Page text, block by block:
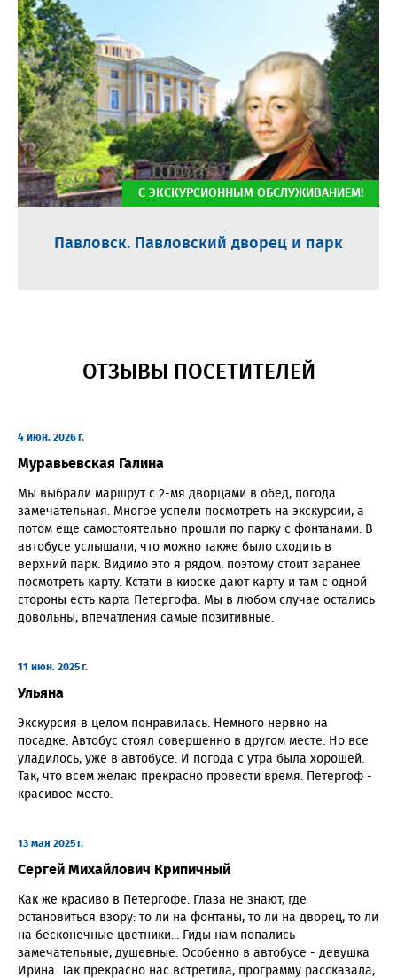
Павловск. Павловский дворец и парк
С ЭКСКУРСИОННЫМ ОБСЛУЖИВАНИЕМ!
ОТЗЫВЫ ПОСЕТИТЕЛЕЙ
4 июн. 2026 г.
Муравьевская Галина
Мы выбрали маршрут с 2-мя дворцами в обед, погода
замечательная. Многое успели посмотреть на экскурсии, а
потом еще самостоятельно прошли по парку с фонтанами. В
автобусе услышали, что можно также было сходить в
верхний парк. Видимо это я рядом, поэтому стоит заранее
посмотреть карту. Кстати в киоске дают карту и там с одной
стороны есть карта Петергофа. Мы в любом случае остались
довольны, впечатления самые позитивные.
11 июн. 2025 г.
Ульяна
Экскурсия в целом понравилась. Немного нервно на
посадке. Автобус стоял совершенно в другом месте. Но все
уладилось, уже в автобусе. И погода с утра была хорошей.
Так, что всем желаю прекрасно провести время. Петергоф -
красивое место.
13 мая 2025 г.
Сергей Михайлович Крипичный
Как же красиво в Петергофе. Глаза не знают, где
остановиться взору: то ли на фонтаны, то ли на дворец, то ли
на бесконечные цветники... Гиды нам попались
замечательные, душевные. Особенно в автобусе - девушка
Ирина. Так прекрасно нас встретила, программу рассказала,